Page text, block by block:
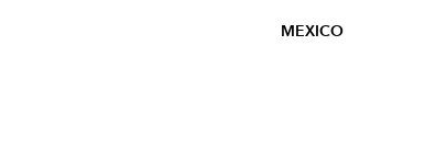
MEXICO